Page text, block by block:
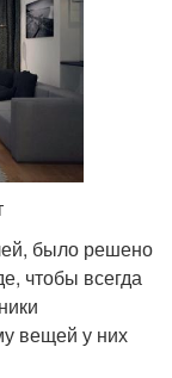
было решено
чтобы всегда
вещей у них